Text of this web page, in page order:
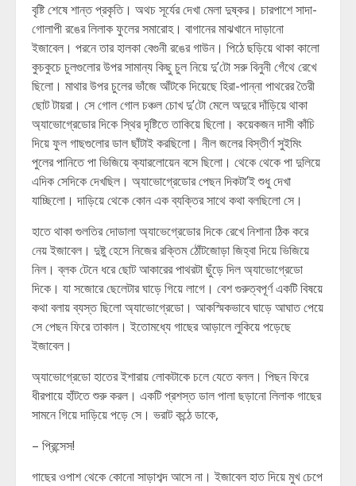
বৃষ্টি শেষে শান্ত প্রকৃতি। অথচ সূর্যের দেখা মেলা দুষ্কর। চারপাশে সাদা-
গোলাপী রঙের লিলাক ফুলের সমারোহ। বাগানের মাঝখানে দাড়ানো
ইজাবেল। পরনে তার হালকা বেগুনী রঙের গাউন। পিঠে ছড়িয়ে থাকা কালো
কুচকুচে চুলগুলোর উপর সামান্য কিছু চুল নিয়ে দু’টো সরু বিনুনী গেঁথে রেখে
ছিলো। মাথার উপর চুলের ভাঁজে আঁটকে দিয়েছে হিরা-পান্না পাথরের তৈরী
ছোট টায়রা। সে গোল গোল চঞ্চল চোখ দু’টো মেলে অদুরে দাঁড়িয়ে থাকা
অ্যাভোগ্রেডোর দিকে স্থির দৃষ্টিতে তাকিয়ে ছিলো। কয়েকজন দাসী কাঁচি
দিয়ে ফুল গাছগুলোর ডাল ছাঁটাই করছিলো। নীল জলের বিস্তীর্ণ সুইমিং
পুলের পানিতে পা ভিজিয়ে ক্যারলোয়েন বসে ছিলো। থেকে থেকে পা দুলিয়ে
এদিক সেদিকে দেখছিল। অ্যাভোগ্রেডোর পেছন দিকটা’ই শুধু দেখা
যাচ্ছিলো। দাড়িয়ে থেকে কোন এক ব্যক্তির সাথে কথা বলছিলো সে।
হাতে থাকা গুলতির দোডালা অ্যাভেগ্রেডোর দিকে রেখে নিশানা ঠিক করে
নেয় ইজাবেল। দুষ্টু হেসে নিজের রক্তিম ঠোঁটজোড়া জিহ্বা দিয়ে ভিজিয়ে
নিল। ব্লক টেনে ধরে ছোট আকারের পাথরটা ছুঁড়ে দিল অ্যাভোগ্রেডো
দিকে। যা সজোরে ছেলেটার ঘাড়ে গিয়ে লাগে। বেশ গুরুত্বপূর্ণ একটি বিষয়ে
কথা বলায় ব্যস্ত ছিলো অ্যাভোগ্রেডো। আকস্মিকভাবে ঘাড়ে আঘাত পেয়ে
সে পেছন ফিরে তাকাল। ইতোমধ্যে গাছের আড়ালে লুকিয়ে পড়েছে
ইজাবেল।
অ্যাভোগ্রেডো হাতের ইশারায় লোকটাকে চলে যেতে বলল। পিছন ফিরে
ধীরপায়ে হাঁটতে শুরু করল। একটি প্রশস্ত ডাল পালা ছড়ানো লিলাক গাছের
সামনে গিয়ে দাড়িয়ে পড়ে সে। ভরাট কন্ঠে ডাকে,
– প্রিন্সেস!
গাছের ওপাশ থেকে কোনো সাড়াশব্দ আসে না। ইজাবেল হাত দিয়ে মুখ চেপে